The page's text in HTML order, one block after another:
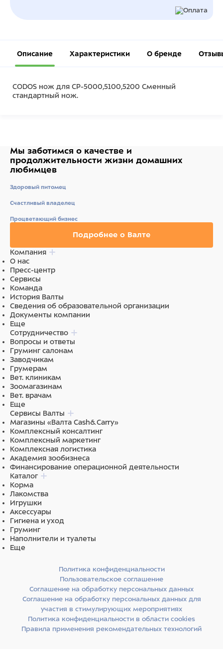
Описание Характеристики О бренде
CODOS нож для СР-5000,5100,5200 Сменный
стандартный нож.
Мы заботимся о качестве и
продолжительности жизни домашних
любимцев
Здоровый питомец
Счастливый владелец
Процветающий бизнес
Подробнее о Валте
Компания
О нас
Пресс-центр
Сервисы
Команда
История Валты
Сведения об образовательной организации
Документы компании
Еще
Сотрудничество
Вопросы и ответы
Груминг салонам
Заводчикам
Грумерам
Вет. клиникам
Зоомагазинам
Вет. врачам
Еще
Сервисы Валты
Магазины «Валта Cash&Carry»
Комплексный консалтинг
Комплексный маркетинг
Комплексная логистика
Академия зообизнеса
Финансирование операционной деятельности
Каталог
Корма
Лакомства
Игрушки
Аксессуары
Гигиена и уход
Груминг
Наполнители и туалеты
Еще
Политика конфиденциальности
Пользовательское соглашение
Соглашение на обработку персональных данных
Соглашение на обработку персональных данных для
участия в стимулирующих мероприятиях
Политика конфиденциальности в области cookies
Правила применения рекомендательных технологий